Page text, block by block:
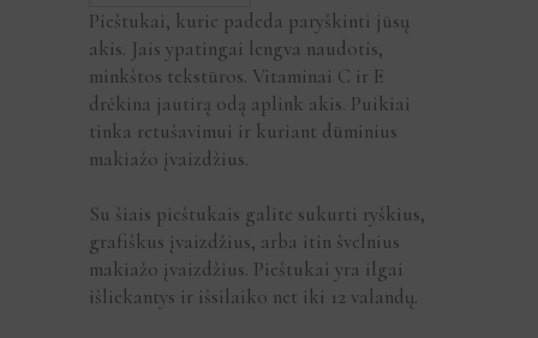
Pieštukai, kurie padeda paryškinti jūsų
akis. Jais ypatingai lengva naudotis,
minkštos tekstūros. Vitaminai C ir E
drėkina jautirą odą aplink akis. Puikiai
tinka retušavimui ir kuriant dūminius
makiažo įvaizdžius.
Su šiais pieštukais galite sukurti ryškius,
grafiškus įvaizdžius, arba itin švelnius
makiažo įvaizdžius. Pieštukai yra ilgai
išliekantys ir išsilaiko net iki 12 valandų.